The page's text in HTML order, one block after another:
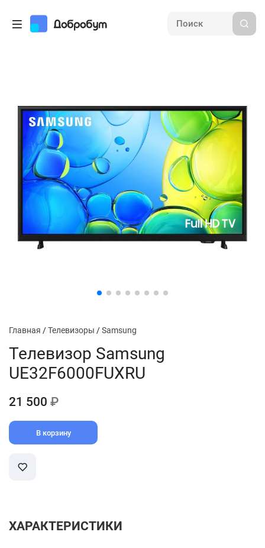
Главная /Телевизоры /Samsung
Телевизор Samsung
UE32F6000FUXRU
21 500 ₽
В корзину
ХАРАКТЕРИСТИКИ